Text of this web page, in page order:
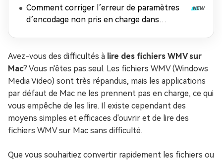
Comment corriger l’erreur de paramètres
d’encodage non pris en charge dans
Avez-vous des difficultés à lire des fichiers WMV sur
Mac? Vous n'êtes pas seul. Les fichiers WMV (Windows
Media Video) sont très répandus, mais les applications
par défaut de Mac ne les prennent pas en charge, ce qui
vous empêche de les lire. Il existe cependant des
moyens simples et efficaces d'ouvrir et de lire des
fichiers WMV sur Mac sans difficulté.
Que vous souhaitiez convertir rapidement les fichiers ou